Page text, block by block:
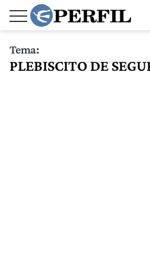
Tema:
PLEBISCITO DE